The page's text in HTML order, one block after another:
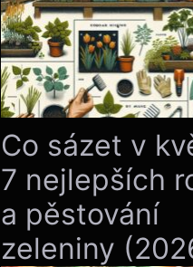
Co sázet v
7 nejlepších
a pěstování
zeleniny